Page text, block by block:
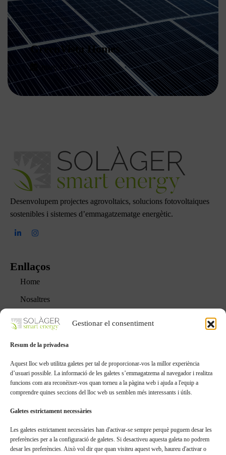
Gestionar el consentiment
Resum de la privadesa
Aquest lloc web utilitza galetes per tal de proporcionar-vos la millor experiència
d’usuari possible. La informació de les galetes s’emmagatzema al navegador i realitza
funcions com ara reconèixer-vos quan torneu a la pàgina web i ajuda a l'equip a
comprendre quines seccions del lloc web us semblen més interessants i útils.
Galetes estrictament necessàries
Les galetes estrictament necessàries han d'activar-se sempre perquè puguem desar les
preferències per a la configuració de galetes. Si desactiveu aquesta galeta no podrem
desar les preferències. Això vol dir que quan visiteu aquest web, haureu d'activar o
GreenVista Homes
març 15, 2024
Read More
Desenvolupem projectes agrovoltaics, solucions fotovoltaiques
sostenibles i sistemes d’emmagatzematge energètic.
Enllaços
Home
Nosaltres
Serveis
Blog
Serveis
Projectes Agrovoltaics
Fotovoltaica respectuosa
Emmagatzematge energètic